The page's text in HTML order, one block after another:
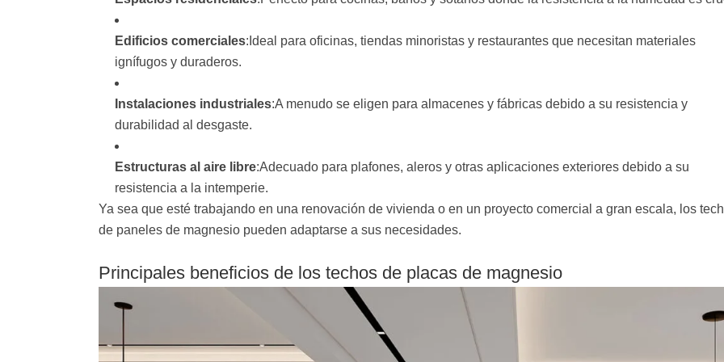
Edificios comerciales:Ideal para oficinas, tiendas minoristas y restaurantes que necesitan materiales
ignífugos y duraderos.
Instalaciones industriales:A menudo se eligen para almacenes y fábricas debido a su resistencia y
durabilidad al desgaste.
Estructuras al aire libre:Adecuado para plafones, aleros y otras aplicaciones exteriores debido a su
resistencia a la intemperie.
Ya sea que esté trabajando en una renovación de vivienda o en un proyecto comercial a gran escala, los
de paneles de magnesio pueden adaptarse a sus necesidades.
Principales beneficios de los techos de placas de magnesio